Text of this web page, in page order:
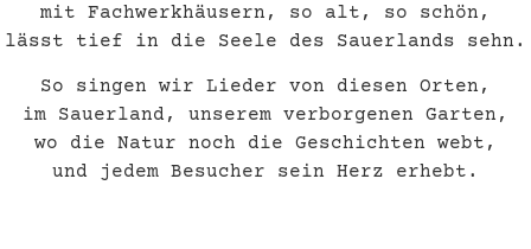
mit Fachwerkhäusern, so alt, so schön,
lässt tief in die Seele des Sauerlands sehn.
So singen wir Lieder von diesen Orten,
im Sauerland, unserem verborgenen Garten,
wo die Natur noch die Geschichten webt,
und jedem Besucher sein Herz erhebt.